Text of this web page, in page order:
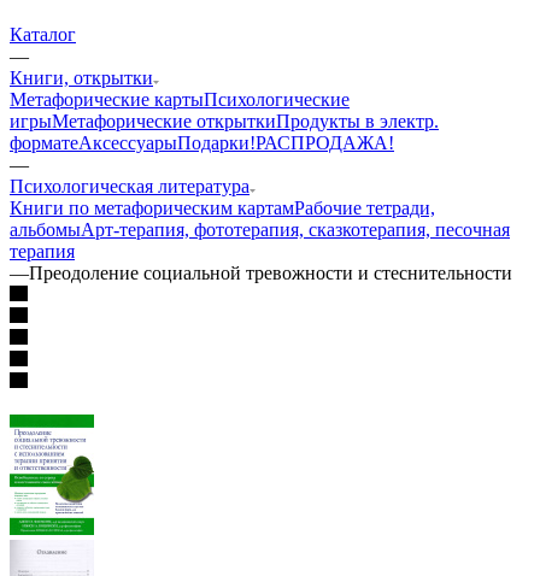
Каталог
—
Книги, открытки
Mетафорические картыПсихологические
игрыМетафорические открыткиПродукты в электр.
форматеАксессуарыПодарки!РАСПРОДАЖА!
—
Психологическая литература
Книги по метафорическим картамРабочие тетради,
альбомыАрт-терапия, фототерапия, сказкотерапия, песочная
терапия
—Преодоление социальной тревожности и стеснительности